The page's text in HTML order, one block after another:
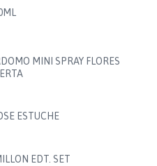
MINI SPRAY FLORES
ESTUCHE
EDT. SET